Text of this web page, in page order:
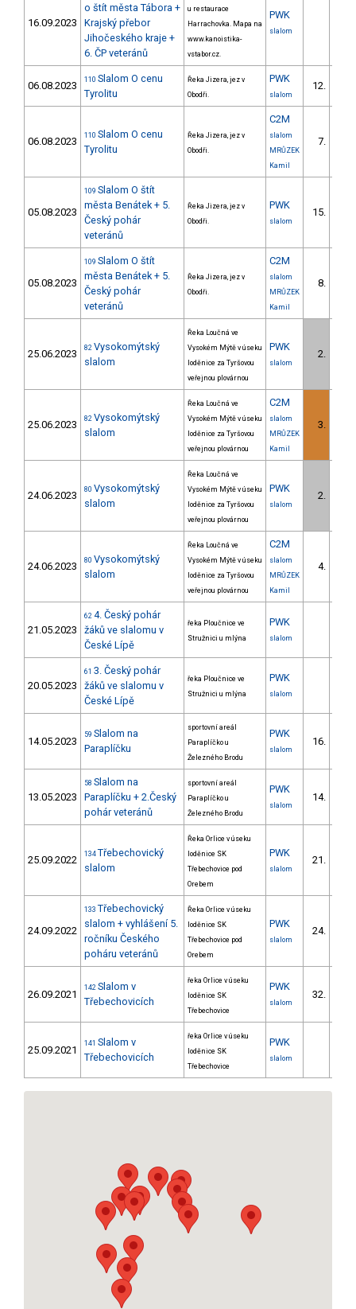
16.09.2023
o štít města Tábora +
Krajský přebor
Jihočeského kraje +
6. ČP veteránů
u restaurace
Harrachovka. Mapa na
www.kanoistika-
vstabor.cz.
PWK
slalom
06.08.2023 110 Slalom O cenu
Tyrolitu
Řeka Jizera, jez v
Obodři.
PWK
slalom
12.
06.08.2023 110 Slalom O cenu
Tyrolitu
Řeka Jizera, jez v
Obodři.
C2M
slalom
MRŮZEK
Kamil
7.
05.08.2023
109 Slalom O štít
města Benátek + 5.
Český pohár
veteránů
Řeka Jizera, jez v
Obodři.
PWK
slalom
15.
05.08.2023
109 Slalom O štít
města Benátek + 5.
Český pohár
veteránů
Řeka Jizera, jez v
Obodři.
C2M
slalom
MRŮZEK
Kamil
8.
25.06.2023 82 Vysokomýtský
slalom
Řeka Loučná ve
Vysokém Mýtě v úseku
loděnice za Tyršovou
veřejnou plovárnou
PWK
slalom
2.
25.06.2023 82 Vysokomýtský
slalom
Řeka Loučná ve
Vysokém Mýtě v úseku
loděnice za Tyršovou
veřejnou plovárnou
C2M
slalom
MRŮZEK
Kamil
3.
24.06.2023 80 Vysokomýtský
slalom
Řeka Loučná ve
Vysokém Mýtě v úseku
loděnice za Tyršovou
veřejnou plovárnou
PWK
slalom
2.
24.06.2023 80 Vysokomýtský
slalom
Řeka Loučná ve
Vysokém Mýtě v úseku
loděnice za Tyršovou
veřejnou plovárnou
C2M
slalom
MRŮZEK
Kamil
4.
21.05.2023
62 4. Český pohár
žáků ve slalomu v
České Lípě
řeka Ploučnice ve
Stružnici u mlýna
PWK
slalom
20.05.2023
61 3. Český pohár
žáků ve slalomu v
České Lípě
řeka Ploučnice ve
Stružnici u mlýna
PWK
slalom
14.05.2023
59 Slalom na
Paraplíčku
sportovní areál
Paraplíčko u
Železného Brodu
PWK
slalom
16.
13.05.2023
58 Slalom na
Paraplíčku + 2.Český
pohár veteránů
sportovní areál
Paraplíčko u
Železného Brodu
PWK
slalom
14.
25.09.2022 134 Třebechovický
slalom
Řeka Orlice v úseku
loděnice SK
Třebechovice pod
Orebem
PWK
slalom
21.
24.09.2022
133 Třebechovický
slalom + vyhlášení 5.
ročníku Českého
poháru veteránů
Řeka Orlice v úseku
loděnice SK
Třebechovice pod
Orebem
PWK
slalom
24.
26.09.2021
142 Slalom v
Třebechovicích
řeka Orlice v úseku
loděnice SK
Třebechovice
PWK
slalom
32.
25.09.2021
141 Slalom v
Třebechovicích
řeka Orlice v úseku
loděnice SK
Třebechovice
PWK
slalom